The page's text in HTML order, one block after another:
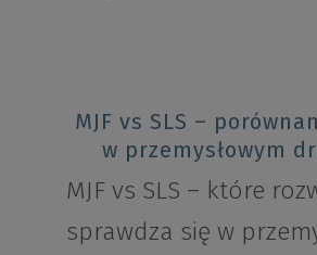
MJF vs SLS –
w przemysłowym
MJF vs SLS – które
sprawdza się w